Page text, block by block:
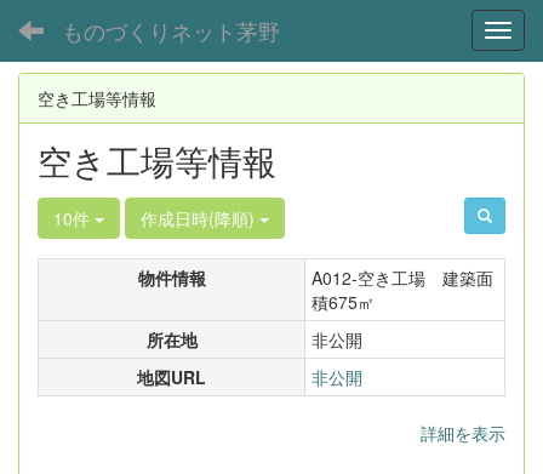
ものづくりネット茅野
空き工場等情報
空き工場等情報
10件 作成日時(降順)
物件情報
A012-空き工場 建築面
積675㎡
所在地
非公開
地図URL
非公開
詳細を表示